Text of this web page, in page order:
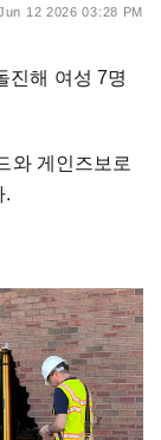
12 2026 03:28 PM
진해 여성 7명
와 게인즈보로
.